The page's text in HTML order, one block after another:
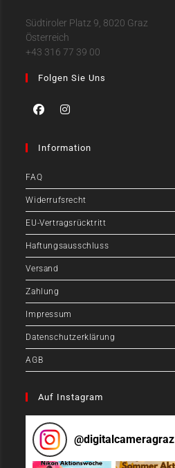
Südtiroler Platz 9, 8020 Graz
Österreich
+43 316 77 39 00
Folgen Sie Uns
Information
FAQ
Widerrufsrecht
EU-Vertragsrücktritt
Haftungsausschluss
Versand
Zahlung
Impressum
Datenschutzerklärung
AGB
Auf Instagram
@digitalcameragraz